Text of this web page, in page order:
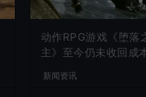
动作RPG游戏《堕落
主》至今仍未收回成
新闻资讯